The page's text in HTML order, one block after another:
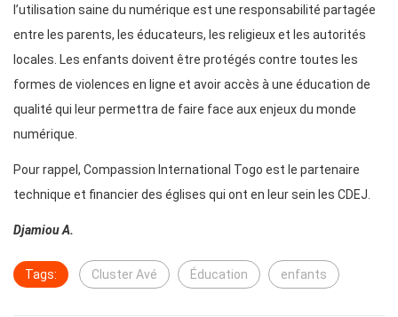
l’utilisation saine du numérique est une responsabilité partagée
entre les parents, les éducateurs, les religieux et les autorités
locales. Les enfants doivent être protégés contre toutes les
formes de violences en ligne et avoir accès à une éducation de
qualité qui leur permettra de faire face aux enjeux du monde
numérique.
Pour rappel, Compassion International Togo est le partenaire
technique et financier des églises qui ont en leur sein les CDEJ.
Djamiou A.
Tags: Cluster Avé Éducation enfants